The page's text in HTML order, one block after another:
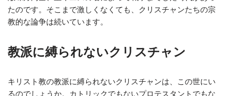
たのです。そこまで激しくなくても、クリスチャンたちの宗
教的な論争は続いています。
教派に縛られないクリスチャン
キリスト教の教派に縛られないクリスチャンは、この世にい
るのでしょうか。カトリックでもないプロテスタントでもな